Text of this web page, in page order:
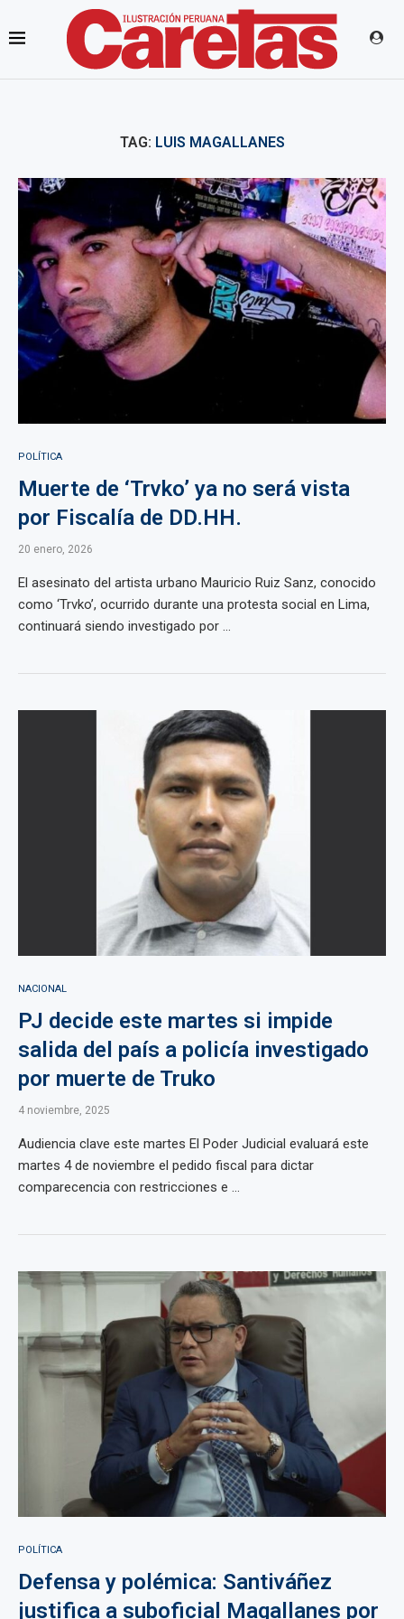
TAG: LUIS MAGALLANES
POLÍTICA
Muerte de ‘Trvko’ ya no será vista
por Fiscalía de DD.HH.
20 enero, 2026
El asesinato del artista urbano Mauricio Ruiz Sanz, conocido
como ‘Trvko’, ocurrido durante una protesta social en Lima,
continuará siendo investigado por ...
NACIONAL
PJ decide este martes si impide
salida del país a policía investigado
por muerte de Truko
4 noviembre, 2025
Audiencia clave este martes El Poder Judicial evaluará este
martes 4 de noviembre el pedido fiscal para dictar
comparecencia con restricciones e ...
POLÍTICA
Defensa y polémica: Santiváñez
justifica a suboficial Magallanes por